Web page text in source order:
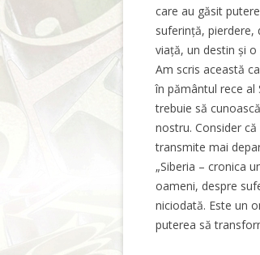
care au găsit
suferință, pierdere,
viață, un destin și
Am scris această
în pământul rece al
trebuie să
nostru. Consider
transmite mai
„Siberia – cronica
oameni, despre
niciodată. Este un
puterea să